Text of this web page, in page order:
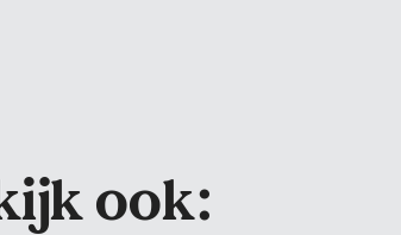
ook: